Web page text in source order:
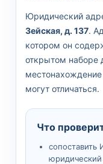
Юридический
Зейская, д. 137.
котором он
открытом наборе
могут отличаться.
Что